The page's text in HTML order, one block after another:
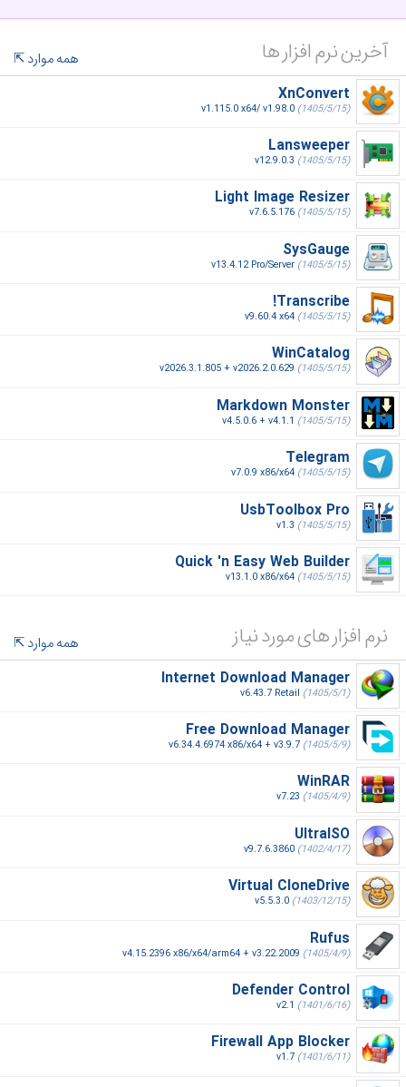
آخرین نرم افزار ها
همه موارد
XnConvert
v1.115.0 x64/ v1.98.0 (1405/5/15)
Lansweeper
v12.9.0.3 (1405/5/15)
Light Image Resizer
v7.6.5.176 (1405/5/15)
SysGauge
v13.4.12 Pro/Server (1405/5/15)
Transcribe!
v9.60.4 x64 (1405/5/15)
WinCatalog
v2026.3.1.805 + v2026.2.0.629 (1405/5/15)
Markdown Monster
v4.5.0.6 + v4.1.1 (1405/5/15)
Telegram
v7.0.9 x86/x64 (1405/5/15)
UsbToolbox Pro
v1.3 (1405/5/15)
Quick 'n Easy Web Builder
v13.1.0 x86/x64 (1405/5/15)
نرم افزار های مورد نیاز
همه موارد
Internet Download Manager
v6.43.7 Retail (1405/5/1)
Free Download Manager
v6.34.4.6974 x86/x64 + v3.9.7 (1405/5/9)
WinRAR
v7.23 (1405/4/9)
UltraISO
v9.7.6.3860 (1402/4/17)
Virtual CloneDrive
v5.5.3.0 (1403/12/15)
Rufus
v4.15.2396 x86/x64/arm64 + v3.22.2009 (1405/4/9)
Defender Control
v2.1 (1401/6/16)
Firewall App Blocker
v1.7 (1401/6/11)